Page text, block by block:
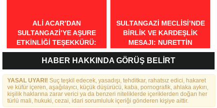
ALI ACAR’DAN
SULTANGAZI’YE AŞURE
ETKINLIĞI TEŞEKKÜRÜ:
“BIRLIKTE GÜÇLÜYÜZ,
BIRLIKTE DAHA GÜZELIZ”
SULTANGAZI MECLISI’NDE
BIRLIK VE KARDEŞLIK
MESAJI: NURETTIN
NARIN’DEN RAHMI KOÇ’UN
SÖZLERINE TEPKI
HABER HAKKINDA GÖRÜŞ BELİRT
YASAL UYARI! Suç teşkil edecek, yasadışı, tehditkar, rahatsız edici, hakaret
ve küfür içeren, aşağılayıcı, küçük düşürücü, kaba, pornografik, ahlaka aykırı,
kişilik haklarına zarar verici ya da benzeri niteliklerde içeriklerden doğan her
türlü mali, hukuki, cezai, idari sorumluluk içeriği gönderen kişiye aittir.